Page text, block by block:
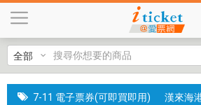
+
北
京
|
7-11 電子票券(可即買即用)
漢來海